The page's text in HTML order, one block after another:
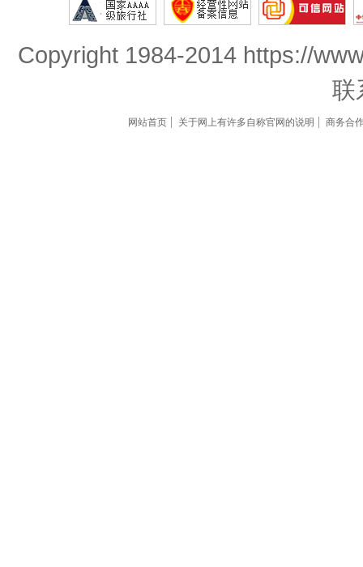
Copyright 1984-2014 https://
联
网站首页 关于网上有许多自称官网的说明 商务合